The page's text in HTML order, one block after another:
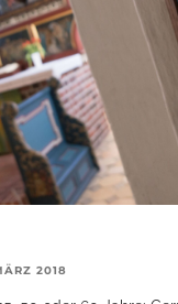
2018